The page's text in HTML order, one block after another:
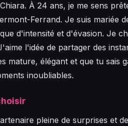
À 24 ans, je me sens
Ferrand. Je suis mariée
d'intensité et d'évasion. Je
l'idée de partager des
mature, élégant et que tu sais
inoubliables.
pleine de surprises et